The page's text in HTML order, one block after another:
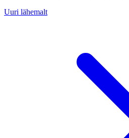
Uuri lähemalt